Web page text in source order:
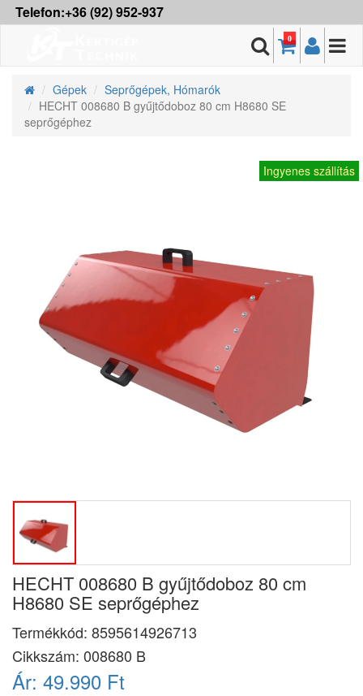
Telefon:+36 (92) 952-937
0
Gépek
Seprőgépek, Hómarók
HECHT 008680 B gyűjtődoboz 80 cm H8680 SE
seprőgéphez
Ingyenes szállítás
HECHT 008680 B gyűjtődoboz 80 cm
H8680 SE seprőgéphez
Termékkód: 8595614926713
Cikkszám: 008680 B
Ár: 49.990 Ft